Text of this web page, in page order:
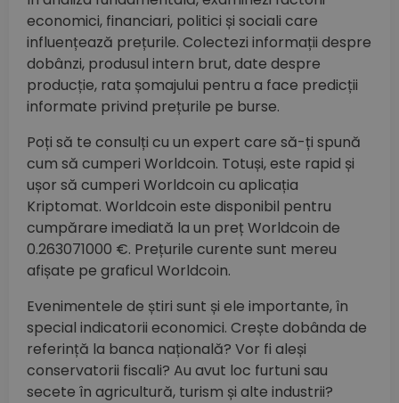
economici, financiari, politici și sociali care
influențează prețurile. Colectezi informații despre
dobânzi, produsul intern brut, date despre
producție, rata șomajului pentru a face predicții
informate privind prețurile pe burse.
Poți să te consulți cu un expert care să-ți spună
cum să cumperi Worldcoin. Totuși, este rapid și
ușor să cumperi Worldcoin cu aplicația
Kriptomat. Worldcoin este disponibil pentru
cumpărare imediată la un preț Worldcoin de
0.263071000 €. Prețurile curente sunt mereu
afișate pe graficul Worldcoin.
Evenimentele de știri sunt și ele importante, în
special indicatorii economici. Crește dobânda de
referință la banca națională? Vor fi aleși
conservatorii fiscali? Au avut loc furtuni sau
secete în agricultură, turism și alte industrii?